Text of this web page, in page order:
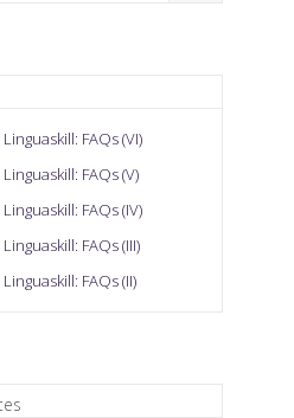
FAQs (VI)
FAQs (V)
FAQs (IV)
FAQs (III)
FAQs (II)